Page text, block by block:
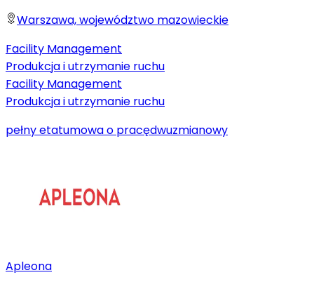
Warszawa, województwo mazowieckie
Facility Management
Produkcja i utrzymanie ruchu
Facility Management
Produkcja i utrzymanie ruchu
pełny etatumowa o pracędwuzmianowy
Apleona